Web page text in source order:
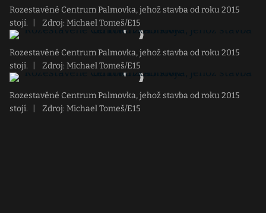
Rozestavěné Centrum Palmovka, jehož stavba od roku 2015
stojí.
Zdroj: Michael Tomeš/E15
Rozestavěné Centrum Palmovka, jehož stavba od roku 2015
stojí.
Zdroj: Michael Tomeš/E15
Rozestavěné Centrum Palmovka, jehož stavba od roku 2015
stojí.
Zdroj: Michael Tomeš/E15